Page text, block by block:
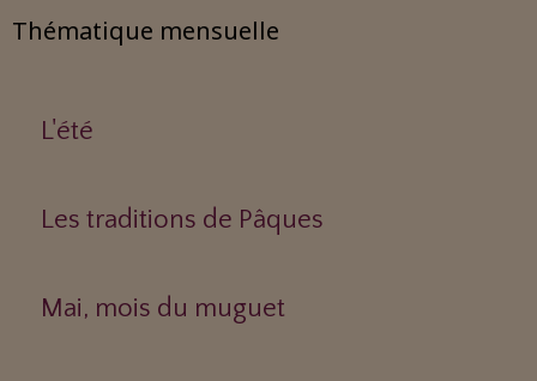
Thématique mensuelle
L'été
Les traditions de Pâques
Mai, mois du muguet